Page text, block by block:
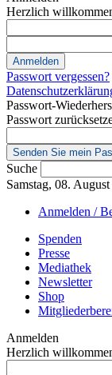
Herzlich
Passwort vergessen?
Passwort-
Passwort
Suche
Samstag, 08.
Anmelden /
Spenden
Presse
Mediathek
Newsletter
Shop
Anmelden
Herzlich